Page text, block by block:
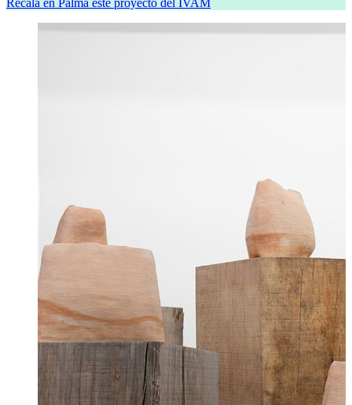
A media lumbre: material y memoria